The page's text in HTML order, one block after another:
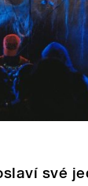
své